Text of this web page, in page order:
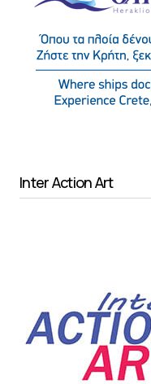
Inter Action Art